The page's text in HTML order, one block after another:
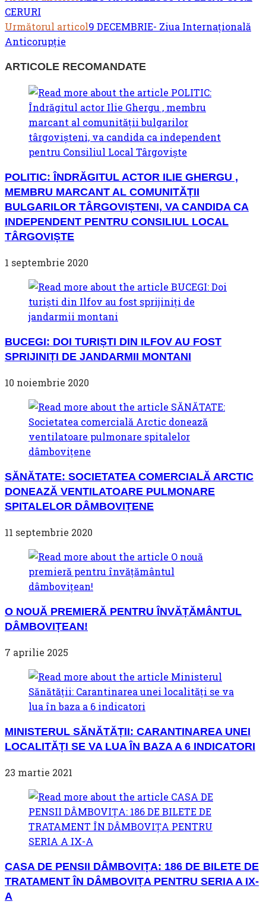
MORE
ARTICLES
CERURI
Următorul articol9 DECEMBRIE- Ziua Internațională
Anticorupție
ARTICOLE RECOMANDATE
POLITIC: ÎNDRĂGITUL ACTOR ILIE GHERGU ,
MEMBRU MARCANT AL COMUNITĂȚII
BULGARILOR TÂRGOVIȘTENI, VA CANDIDA CA
INDEPENDENT PENTRU CONSILIUL LOCAL
TÂRGOVIȘTE
1 septembrie 2020
BUCEGI: DOI TURIȘTI DIN ILFOV AU FOST
SPRIJINIȚI DE JANDARMII MONTANI
10 noiembrie 2020
SĂNĂTATE: SOCIETATEA COMERCIALĂ ARCTIC
DONEAZĂ VENTILATOARE PULMONARE
SPITALELOR DÂMBOVIȚENE
11 septembrie 2020
O NOUĂ PREMIERĂ PENTRU ÎNVĂȚĂMÂNTUL
DÂMBOVIȚEAN!
7 aprilie 2025
MINISTERUL SĂNĂTĂȚII: CARANTINAREA UNEI
LOCALITĂȚI SE VA LUA ÎN BAZA A 6 INDICATORI
23 martie 2021
CASA DE PENSII DÂMBOVIȚA: 186 DE BILETE DE
TRATAMENT ÎN DÂMBOVIȚA PENTRU SERIA A IX-
A